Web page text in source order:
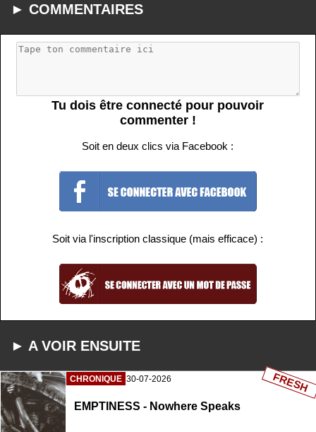
► COMMENTAIRES
Tu dois être connecté pour pouvoir
commenter !
Soit en deux clics via Facebook :
Soit via l'inscription classique (mais efficace) :
► A VOIR ENSUITE
CHRONIQUE 30-07-2026
EMPTINESS - Nowhere Speaks
FRESH